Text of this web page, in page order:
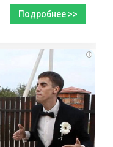
Подробнее >>
i